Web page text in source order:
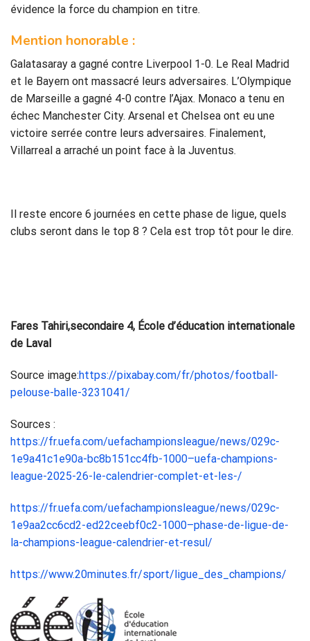
évidence la force du champion en titre.
Mention honorable :
Galatasaray a gagné contre Liverpool 1-0. Le Real Madrid
et le Bayern ont massacré leurs adversaires. L’Olympique
de Marseille a gagné 4-0 contre l’Ajax. Monaco a tenu en
échec Manchester City. Arsenal et Chelsea ont eu une
victoire serrée contre leurs adversaires. Finalement,
Villarreal a arraché un point face à la Juventus.
Il reste encore 6 journées en cette phase de ligue, quels
clubs seront dans le top 8 ? Cela est trop tôt pour le dire.
Fares Tahiri,secondaire 4, École d’éducation internationale
de Laval
Source image:https://pixabay.com/fr/photos/football-
pelouse-balle-3231041/
Sources :
https://fr.uefa.com/uefachampionsleague/news/029c-
1e9a41c1e90a-bc8b151cc4fb-1000–uefa-champions-
league-2025-26-le-calendrier-complet-et-les-/
https://fr.uefa.com/uefachampionsleague/news/029c-
1e9aa2cc6cd2-ed22ceebf0c2-1000–phase-de-ligue-de-
la-champions-league-calendrier-et-resul/
https://www.20minutes.fr/sport/ligue_des_champions/